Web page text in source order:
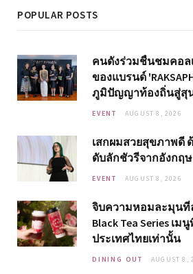
POPULAR POSTS
คนดังร่วมชื่นชมคอล
ของแบรนด์
ภูมิปัญญาท้องถิ่นสู่สุ
EVENT AUGUST 8, 2026
เสกผมสวยสุขภาพดี
ดับลักชัวรีจากอังกฤษ
EVENT AUGUST 8, 2026
จิบความหอมละมุนที่ล
Black Tea Series เม
ประเทศไทยเท่านั้น
DINING OUT AUGUST 8,